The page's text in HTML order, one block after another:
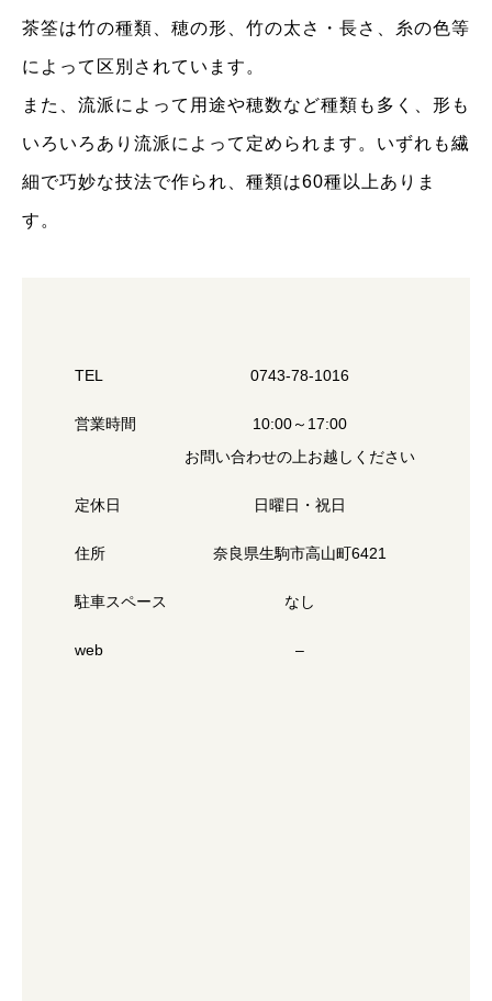
茶筌は竹の種類、穂の形、竹の太さ・長さ、糸の色等
によって区別されています。
また、流派によって用途や穂数など種類も多く、形も
いろいろあり流派によって定められます。いずれも繊
細で巧妙な技法で作られ、種類は60種以上ありま
す。
TEL 0743-78-1016
営業時間
10:00～17:00
お問い合わせの上お越しください
定休日 日曜日・祝日
住所 奈良県生駒市高山町6421
駐車スペース なし
web –